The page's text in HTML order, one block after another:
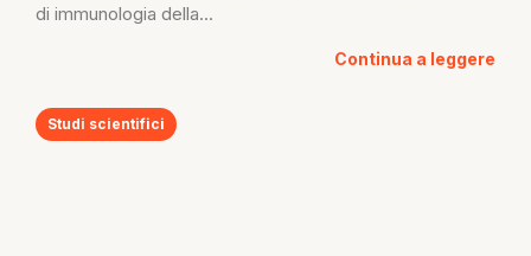
di immunologia della...
Continua a leggere
Studi scientifici